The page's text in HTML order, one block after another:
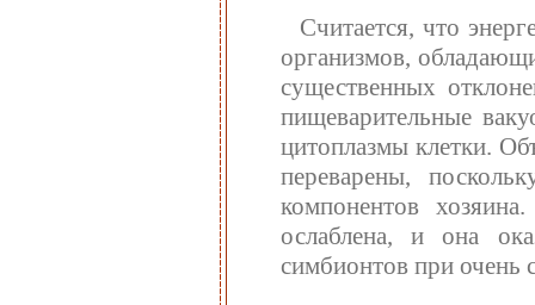
Считается, что
организмов,
существенных
пищеварительные
цитоплазмы клетки.
переварены,
компонентов
ослаблена, и она
симбионтов при очень